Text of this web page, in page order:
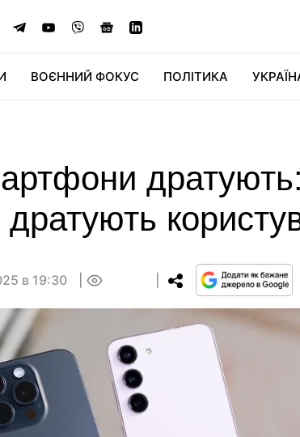
ВОЄННИЙ ФОКУС ПОЛІТИКА
дратують:
в 19:30